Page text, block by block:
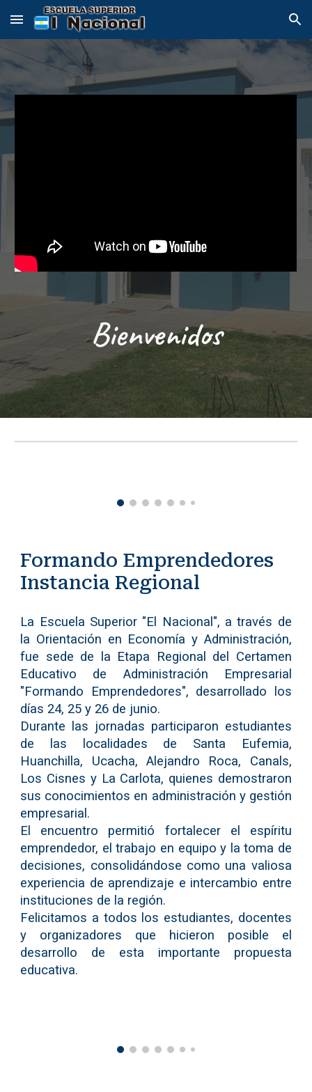
Skip to main content Skip to navigation
Bienvenidos
Formando Emprendedores
Instancia Regional
La Escuela Superior "El Nacional", a través de
la Orientación en Economía y Administración,
fue sede de la Etapa Regional del Certamen
Educativo de Administración Empresarial
"Formando Emprendedores", desarrollado los
días 24, 25 y 26 de junio.
Durante las jornadas participaron estudiantes
de las localidades de Santa Eufemia,
Huanchilla, Ucacha, Alejandro Roca, Canals,
Los Cisnes y La Carlota, quienes demostraron
sus conocimientos en administración y gestión
empresarial.
El encuentro permitió fortalecer el espíritu
emprendedor, el trabajo en equipo y la toma de
decisiones, consolidándose como una valiosa
experiencia de aprendizaje e intercambio entre
instituciones de la región.
Felicitamos a todos los estudiantes, docentes
y organizadores que hicieron posible el
desarrollo de esta importante propuesta
educativa.